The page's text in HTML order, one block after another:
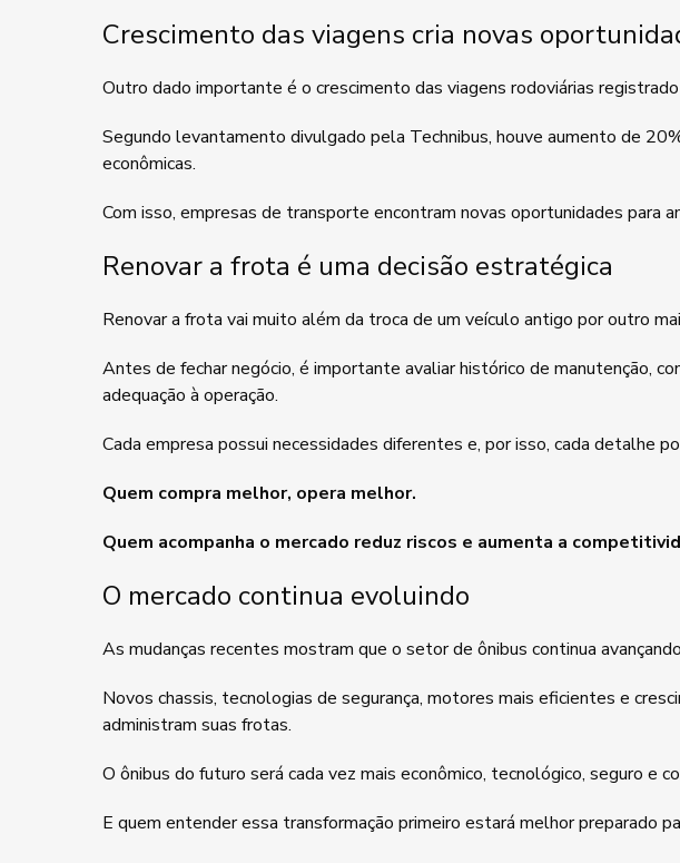
Crescimento das viagens cria novas
Outro dado importante é o crescimento das viagens rodoviárias
Segundo levantamento divulgado pela Technibus, houve aumento de
econômicas.
Com isso, empresas de transporte encontram novas oportunidades para
Renovar a frota é uma decisão estratégica
Renovar a frota vai muito além da troca de um veículo antigo por outro
Antes de fechar negócio, é importante avaliar histórico de manutenção,
adequação à operação.
Cada empresa possui necessidades diferentes e, por isso, cada detalhe
Quem compra melhor, opera melhor.
Quem acompanha o mercado reduz riscos e aumenta a
O mercado continua evoluindo
As mudanças recentes mostram que o setor de ônibus continua
Novos chassis, tecnologias de segurança, motores mais eficientes e
administram suas frotas.
O ônibus do futuro será cada vez mais econômico, tecnológico, seguro e
E quem entender essa transformação primeiro estará melhor preparado